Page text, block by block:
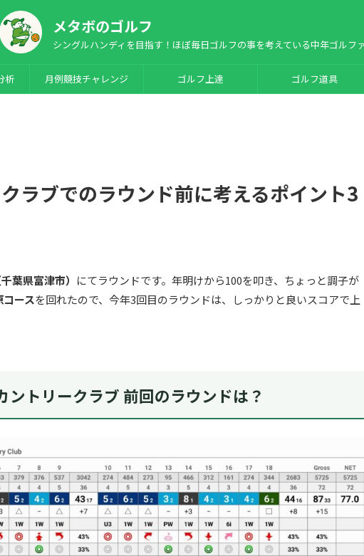
メタボのゴルフ
シングルハンディを目指す！ほぼ毎日ゴルフの事を考えている中年ゴルフ
析 月例競技チャレンジ ゴルフ上達 ゴルフ道具
ラブでのラウンド前に考えるポイント3
葉県富津市） にてラウンドです。年明けから100を叩き、ちょっと調子が
ースを回れたので、今年3回目のラウンドは、しっかりと良いスコアで上
ントリークラブ 前回のラウンドは？